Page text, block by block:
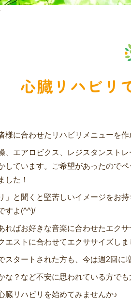
心臓リハビリ
様に合わせたリハビリメニューを作
、エアロビクス、レジスタンスト
しています。ご希望があったので
した！
」と聞くと堅苦しいイメージをお
すよ(^^)/
ればお好きな音楽に合わせたエク
エストに合わせてエクササイズしま
スタートされた方も、今は週2回に
な？など不安に思われている方でも
臓リハビリを始めてみませんか♪